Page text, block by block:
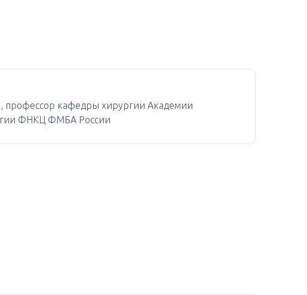
профессор кафедры хирургии Академии
ФНКЦ ФМБА России